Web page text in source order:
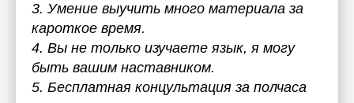
3. Умение выучить много материала за
кароткое время.
4. Вы не только изучаете язык, я могу
быть вашим наставником.
5. Бесплатная концультация за полчаса